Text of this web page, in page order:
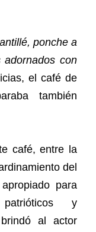
ponche a
con
el café de
también
café, entre la
del
para
patrióticos y
al actor